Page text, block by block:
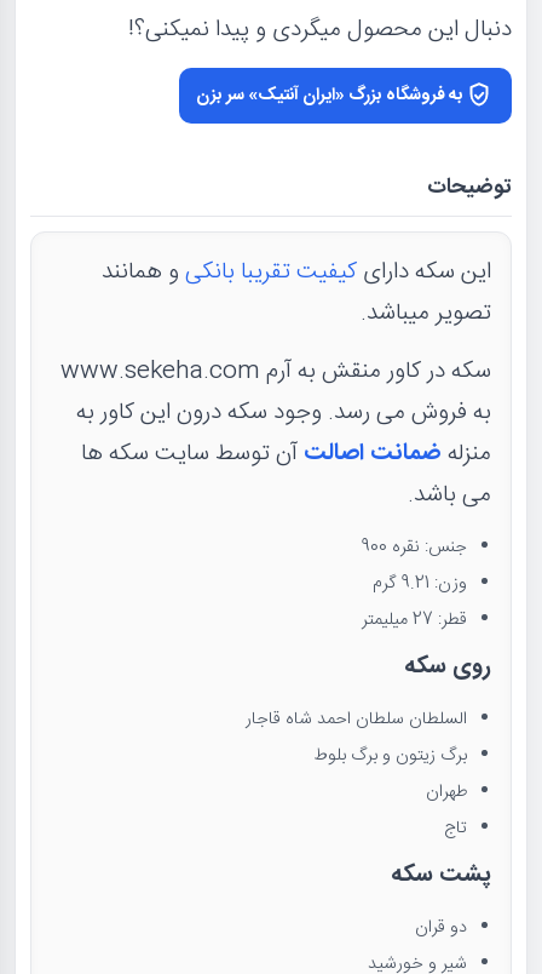
دنبال این محصول میگردی و پیدا نمیکنی؟!
به فروشگاه بزرگ «ایران آنتیک» سر بزن
توضیحات
این سکه دارایکیفیت تقریبا بانکیو همانند
تصویر میباشد.
سکه در کاور منقش به آرم www.sekeha.com
به فروش می رسد. وجود سکه درون این کاور به
منزلهضمانت اصالتآن توسط سایت سکه ها
می باشد.
جنس: نقره 900
وزن: 9.21 گرم
قطر: 27 میلیمتر
روی سکه
السلطان سلطان احمد شاه قاجار
برگ زیتون و برگ بلوط
طهران
تاج
پشت سکه
دو قران
شیر و خورشید